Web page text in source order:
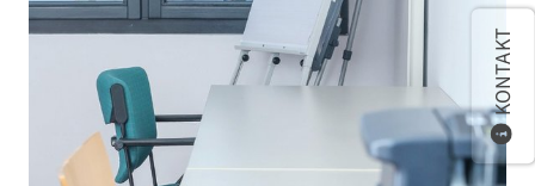
KONTAKT